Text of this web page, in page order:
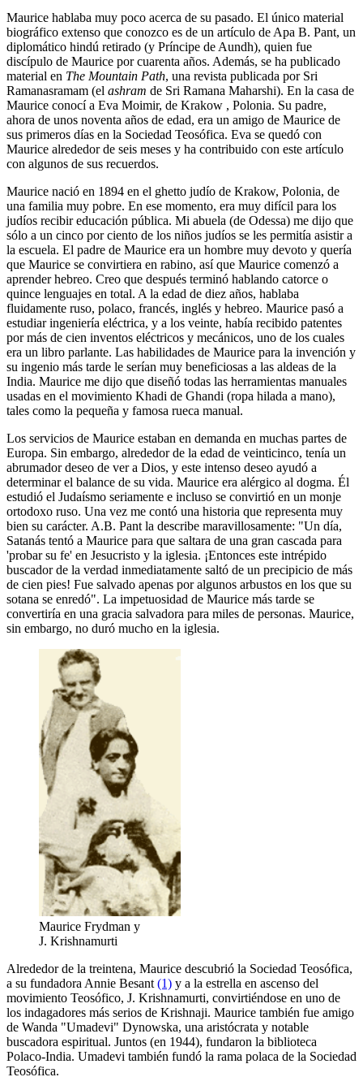
Maurice hablaba muy poco acerca de su pasado. El único material
biográfico extenso que conozco es de un artículo de Apa B. Pant, un
diplomático hindú retirado (y Príncipe de Aundh), quien fue
discípulo de Maurice por cuarenta años. Además, se ha publicado
material en The Mountain Path, una revista publicada por Sri
Ramanasramam (el ashram de Sri Ramana Maharshi). En la casa de
Maurice conocí a Eva Moimir, de Krakow , Polonia. Su padre,
ahora de unos noventa años de edad, era un amigo de Maurice de
sus primeros días en la Sociedad Teosófica. Eva se quedó con
Maurice alrededor de seis meses y ha contribuido con este artículo
con algunos de sus recuerdos.
Maurice nació en 1894 en el ghetto judío de Krakow, Polonia, de
una familia muy pobre. En ese momento, era muy difícil para los
judíos recibir educación pública. Mi abuela (de Odessa) me dijo que
sólo a un cinco por ciento de los niños judíos se les permitía asistir a
la escuela. El padre de Maurice era un hombre muy devoto y quería
que Maurice se convirtiera en rabino, así que Maurice comenzó a
aprender hebreo. Creo que después terminó hablando catorce o
quince lenguajes en total. A la edad de diez años, hablaba
fluidamente ruso, polaco, francés, inglés y hebreo. Maurice pasó a
estudiar ingeniería eléctrica, y a los veinte, había recibido patentes
por más de cien inventos eléctricos y mecánicos, uno de los cuales
era un libro parlante. Las habilidades de Maurice para la invención y
su ingenio más tarde le serían muy beneficiosas a las aldeas de la
India. Maurice me dijo que diseñó todas las herramientas manuales
usadas en el movimiento Khadi de Ghandi (ropa hilada a mano),
tales como la pequeña y famosa rueca manual.
Los servicios de Maurice estaban en demanda en muchas partes de
Europa. Sin embargo, alrededor de la edad de veinticinco, tenía un
abrumador deseo de ver a Dios, y este intenso deseo ayudó a
determinar el balance de su vida. Maurice era alérgico al dogma. Él
estudió el Judaísmo seriamente e incluso se convirtió en un monje
ortodoxo ruso. Una vez me contó una historia que representa muy
bien su carácter. A.B. Pant la describe maravillosamente: "Un día,
Satanás tentó a Maurice para que saltara de una gran cascada para
'probar su fe' en Jesucristo y la iglesia. ¡Entonces este intrépido
buscador de la verdad inmediatamente saltó de un precipicio de más
de cien pies! Fue salvado apenas por algunos arbustos en los que su
sotana se enredó". La impetuosidad de Maurice más tarde se
convertiría en una gracia salvadora para miles de personas. Maurice,
sin embargo, no duró mucho en la iglesia.
Maurice Frydman y
J. Krishnamurti
Alrededor de la treintena, Maurice descubrió la Sociedad Teosófica,
a su fundadora Annie Besant (1) y a la estrella en ascenso del
movimiento Teosófico, J. Krishnamurti, convirtiéndose en uno de
los indagadores más serios de Krishnaji. Maurice también fue amigo
de Wanda "Umadevi" Dynowska, una aristócrata y notable
buscadora espiritual. Juntos (en 1944), fundaron la biblioteca
Polaco-India. Umadevi también fundó la rama polaca de la Sociedad
Teosófica.